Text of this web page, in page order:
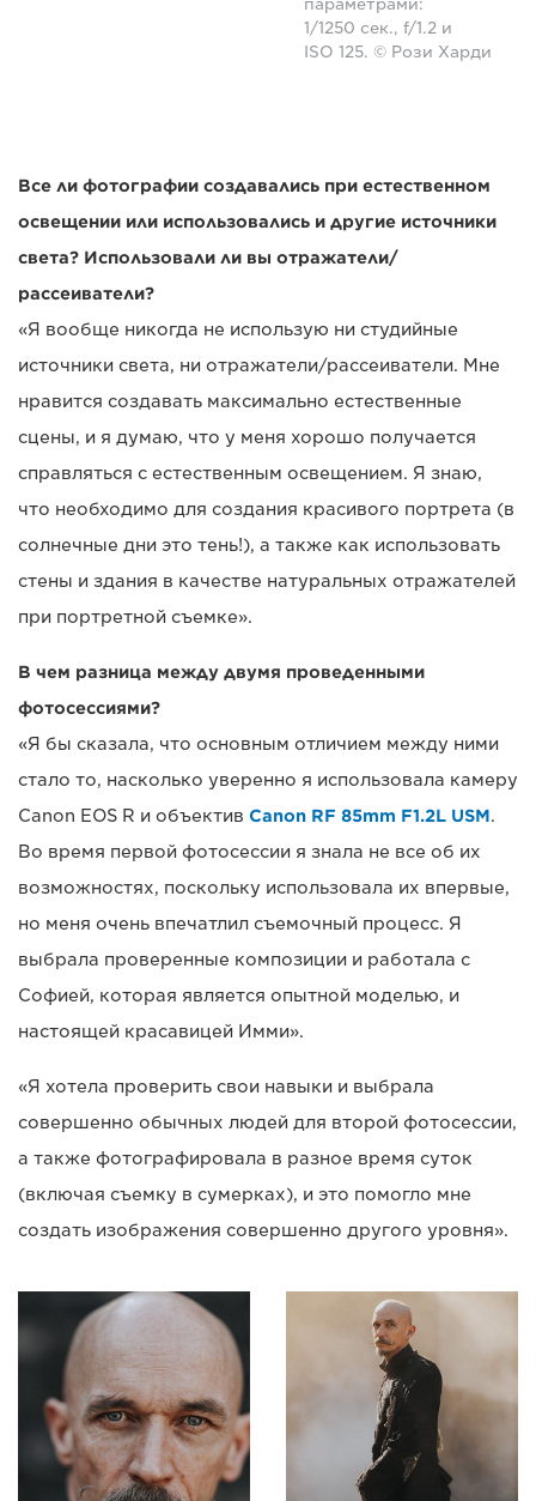
параметрами:
1/1250 сек., f/1.2 и
ISO 125. © Рози Харди
Все ли фотографии создавались при естественном
освещении или использовались и другие источники
света? Использовали ли вы отражатели/
рассеиватели?
«Я вообще никогда не использую ни студийные
источники света, ни отражатели/рассеиватели. Мне
нравится создавать максимально естественные
сцены, и я думаю, что у меня хорошо получается
справляться с естественным освещением. Я знаю,
что необходимо для создания красивого портрета (в
солнечные дни это тень!), а также как использовать
стены и здания в качестве натуральных отражателей
при портретной съемке».
В чем разница между двумя проведенными
фотосессиями?
«Я бы сказала, что основным отличием между ними
стало то, насколько уверенно я использовала камеру
Canon EOS R и объектив Canon RF 85mm F1.2L USM.
Во время первой фотосессии я знала не все об их
возможностях, поскольку использовала их впервые,
но меня очень впечатлил съемочный процесс. Я
выбрала проверенные композиции и работала с
Софией, которая является опытной моделью, и
настоящей красавицей Имми».
«Я хотела проверить свои навыки и выбрала
совершенно обычных людей для второй фотосессии,
а также фотографировала в разное время суток
(включая съемку в сумерках), и это помогло мне
создать изображения совершенно другого уровня».